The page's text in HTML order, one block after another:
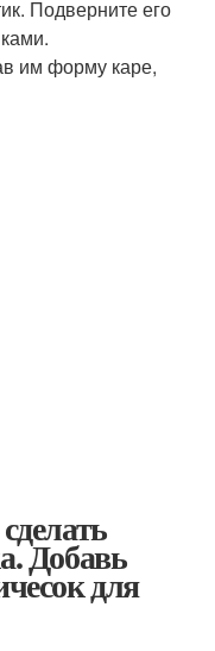
Подверните его
им форму каре,
Добавь
для